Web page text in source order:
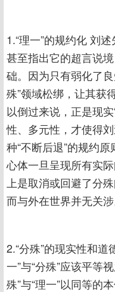
1.“理一”的规约化 刘述
甚至指出它的超言说
础。因为只有弱化了
殊”领域松绑，让其获
以倒过来说，正是现
性、多元性，才使得
种“不断后退”的规约
心体一旦呈现所有实
上是取消或回避了分
而与外在世界并无关涉
2.“分殊”的现实性和道
一”与“分殊”应该平等
殊”与“理一”以同等的